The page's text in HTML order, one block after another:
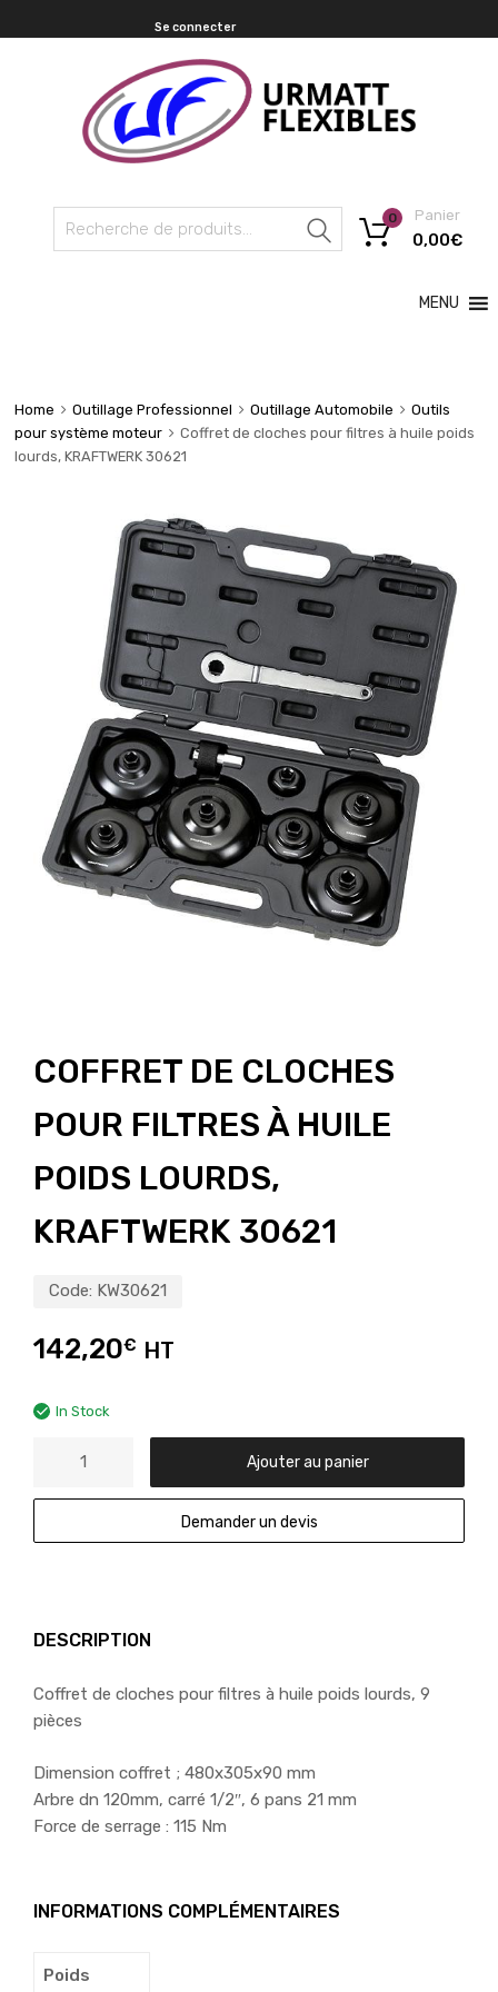
Se connecter
Recherche
Panier
0,00€
0
MENU
Home Outillage Professionnel Outillage Automobile
Outils
pour système moteur
Coffret de cloches pour filtres à huile poids
lourds, KRAFTWERK 30621
COFFRET DE CLOCHES
POUR FILTRES À HUILE
POIDS LOURDS,
KRAFTWERK 30621
Code: KW30621
142,20€ HT
In Stock
Ajouter au panier
Demander un devis
DESCRIPTION
Coffret de cloches pour filtres à huile poids lourds, 9
pièces
Dimension coffret ; 480x305x90 mm
Arbre dn 120mm, carré 1/2″, 6 pans 21 mm
Force de serrage : 115 Nm
INFORMATIONS COMPLÉMENTAIRES
Poids